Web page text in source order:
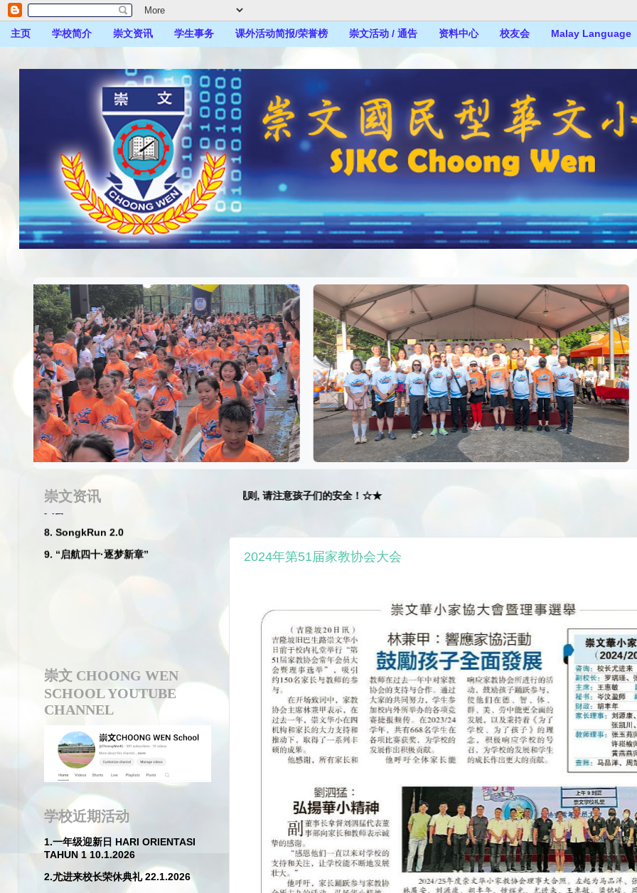
主页 学校简介 崇文资讯 学生事务 课外活动简报/荣誉榜 崇文活动 / 通告 资料中心 校友会 Malay Language
★☆家长们特别注意: 请遵守交通规则, 请注意孩子们的安全！☆★
2024年第51届家教协会大会
崇文资讯
2026
1. 一年级迎新日
2. 尤进来校长退休典礼
3. 李彩青老师和危秀英老师荣休典礼
4. 丙午年新春庆典暨挥春及比赛
尤进来校长荣休晚宴
7. 2026年度第53届家教协会常年会员
崇文 CHOONG WEN
SCHOOL YOUTUBE
CHANNEL
学校近期活动
1.一年级迎新日 HARI ORIENTASI
TAHUN 1 10.1.2026
2.尤进来校长荣休典礼 22.1.2026